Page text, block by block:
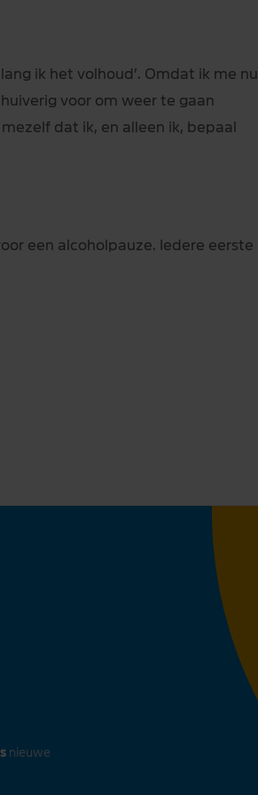
ik het volhoud’. Omdat ik me nu
voor om weer te gaan
dat ik, en alleen ik, bepaal
een alcoholpauze. Iedere eerste
nieuwe